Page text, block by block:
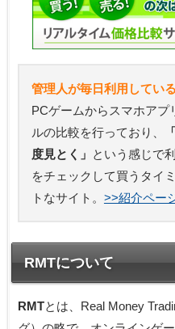
管理人が毎日利用してい
PCゲームからスマホアプ
ルの比較を行っており、
度見とく」 という感じで
をチェックして買うタイ
トなサイト。 >>紹介ペー
RMTについて
RMTとは、Real Money